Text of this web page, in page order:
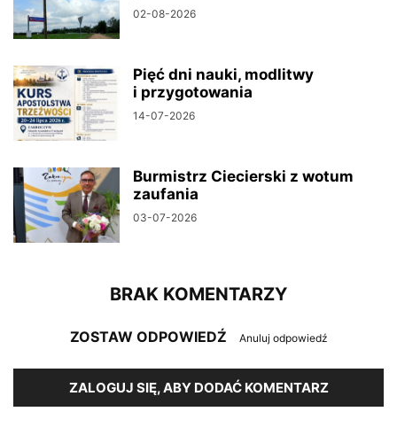
02-08-2026
Pięć dni nauki, modlitwy
i przygotowania
14-07-2026
Burmistrz Ciecierski z wotum
zaufania
03-07-2026
BRAK KOMENTARZY
ZOSTAW ODPOWIEDŹ Anuluj odpowiedź
ZALOGUJ SIĘ, ABY DODAĆ KOMENTARZ